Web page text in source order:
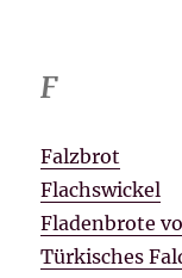
F
Falzbrot
Flachswickel
Fladenbrote
Türkisches